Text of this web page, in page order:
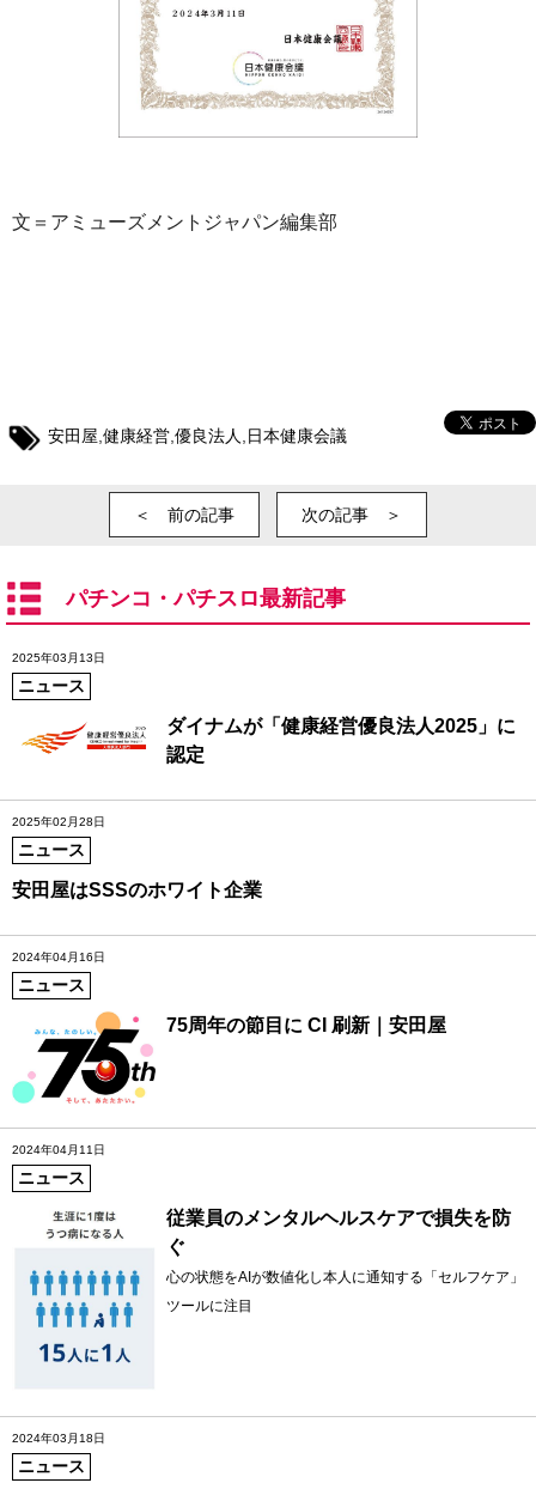
文＝アミューズメントジャパン編集部
安田屋,健康経営,優良法人,日本健康会議
＜ 前の記事 次の記事 ＞
パチンコ・パチスロ最新記事
2025年03月13日
ニュース
ダイナムが「健康経営優良法人2025」に
認定
2025年02月28日
ニュース
安田屋はSSSのホワイト企業
2024年04月16日
ニュース
75周年の節目に CI 刷新｜安田屋
2024年04月11日
ニュース
従業員のメンタルヘルスケアで損失を防
ぐ
心の状態をAIが数値化し本人に通知する「セルフケア」
ツールに注目
2024年03月18日
ニュース